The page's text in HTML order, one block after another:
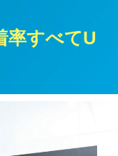
率すべてU